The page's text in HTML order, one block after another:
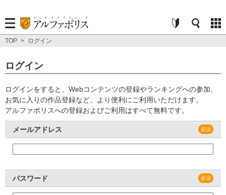
TOP > ログイン
ログイン
ログインをすると、Webコンテンツの登録やランキングへの参加、
お気に入りの作品登録など、より便利にご利用いただけます。
アルファポリスへの登録およびご利用はすべて無料です。
メールアドレス
パスワード